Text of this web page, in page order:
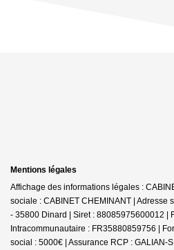
Mentions légales
Affichage des informations légales :
sociale : CABINET CHEMINANT | Adresse
- 35800 Dinard | Siret : 88085975600012 |
Intracommunautaire : FR35880859756 |
social : 5000€ | Assurance RCP : GALIAN-